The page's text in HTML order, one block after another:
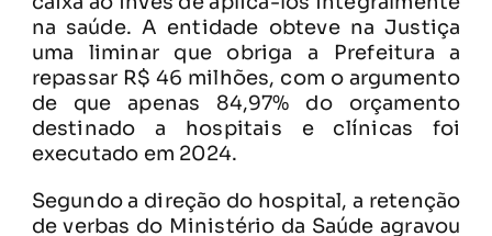
na saúde. A entidade obteve na Justiça
uma liminar que obriga a Prefeitura a
repassar R$ 46 milhões, com o argumento
de que apenas 84,97% do orçamento
destinado a hospitais e clínicas foi
executado em 2024.
Segundo a direção do hospital, a retenção
de verbas do Ministério da Saúde agravou